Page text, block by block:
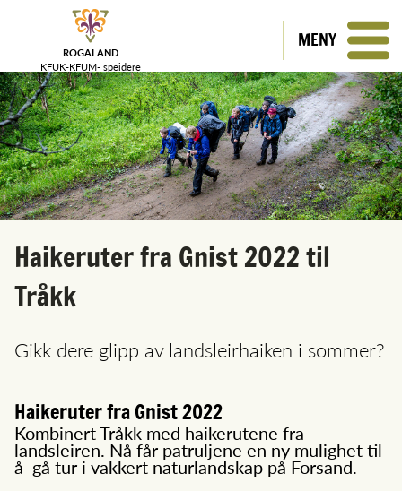
ROGALAND
KFUK-KFUM- speidere
MENY
Haikeruter fra Gnist 2022 til
Tråkk
Gikk dere glipp av landsleirhaiken i sommer?
Haikeruter fra Gnist 2022
Kombinert Tråkk med haikerutene fra
landsleiren. Nå får patruljene en ny mulighet til
å gå tur i vakkert naturlandskap på Forsand.